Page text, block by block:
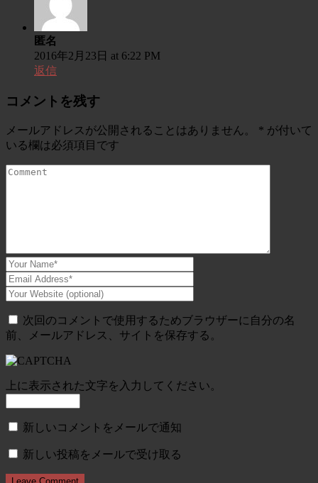
匿名
2016年2月23日 at 6:22 PM
返信
コメントを残す
メールアドレスが公開されることはありません。 * が付いて
いる欄は必須項目です
次回のコメントで使用するためブラウザーに自分の名
前、メールアドレス、サイトを保存する。
上に表示された文字を入力してください。
新しいコメントをメールで通知
新しい投稿をメールで受け取る